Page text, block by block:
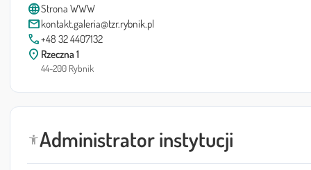
languageStrona WWW
mailkontakt.galeria@tzr.rybnik.pl
call+48 32 4407132
location_on Rzeczna 1
44-200 Rybnik
accessibility_newAdministrator instytucji